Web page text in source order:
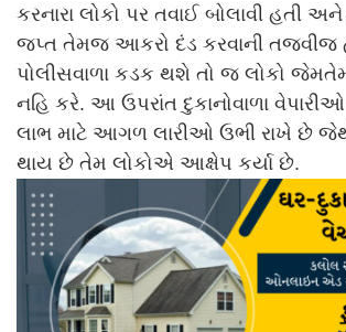
કરનારા લોકો પર તવાઈ બોલાવી હતી
જપ્ત તેમજ આકરો દંડ કરવાની તજવીજ
પોલીસવાળા કડક થશે તો જ લોકો જેમતેમ
નહિ કરે. આ ઉપરાંત દુકાનોવાળા
લાભ માટે આગળ લારીઓ ઉભી રાખે છે
થાય છે તેમ લોકોએ આક્ષેપ કર્યા છે.